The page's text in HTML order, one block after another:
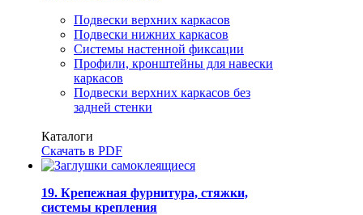
Подвески верхних каркасов
Подвески нижних каркасов
Системы настенной фиксации
Профили, кронштейны для навески
каркасов
Подвески верхних каркасов без
задней стенки
Каталоги
Скачать в PDF
19. Крепежная фурнитура, стяжки,
системы крепления